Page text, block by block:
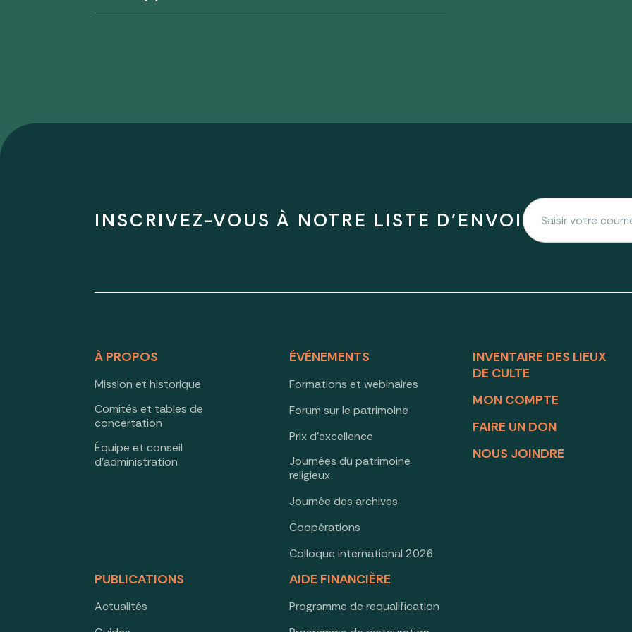
INSCRIVEZ-VOUS À NOTRE LISTE D'ENVOI
À PROPOS
Mission et historique
Comités et tables de
concertation
Équipe et conseil
d’administration
ÉVÉNEMENTS
Formations et webinaires
Forum sur le patrimoine
Prix d’excellence
Journées du patrimoine
religieux
Journée des archives
Coopérations
Colloque international 2026
PUBLICATIONS
Actualités
AIDE FINANCIÈRE
Programme de requalification
INVENTAIRE DES LIEUX
DE CULTE
MON COMPTE
FAIRE UN DON
NOUS JOINDRE